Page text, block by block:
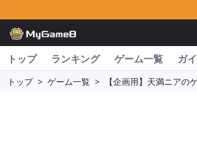
トップ ランキング ゲーム一覧 ガ
トップ > ゲーム一覧 > 【企画用】天満ニアの